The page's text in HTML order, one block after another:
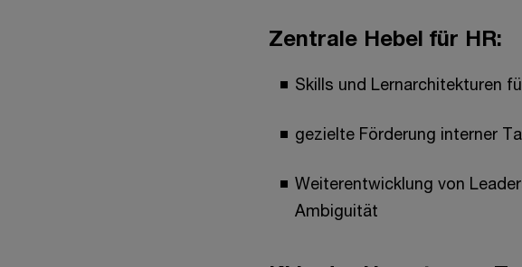
Zentrale Hebel für HR:
Skills und Lernarchitekturen
gezielte Förderung interner
Weiterentwicklung von
Ambiguität